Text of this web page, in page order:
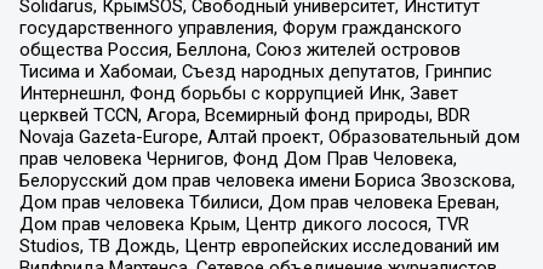
Solidarus, КрымSOS, Свободный университет, Институт
государственного управления, Форум гражданского
общества Россия, Беллона, Союз жителей островов
Тисима и Хабомаи, Съезд народных депутатов, Гринпис
Интернешнл, Фонд борьбы с коррупцией Инк, Завет
церквей TCCN, Агора, Всемирный фонд природы, BDR
Novaja Gazeta-Europe, Алтай проект, Образовательный дом
прав человека Чернигов, Фонд Дом Прав Человека,
Белорусский дом прав человека имени Бориса Звозскова,
Дом прав человека Тбилиси, Дом прав человека Ереван,
Дом прав человека Крым, Центр дикого лосося, TVR
Studios, ТВ Дождь, Центр европейских исследований им